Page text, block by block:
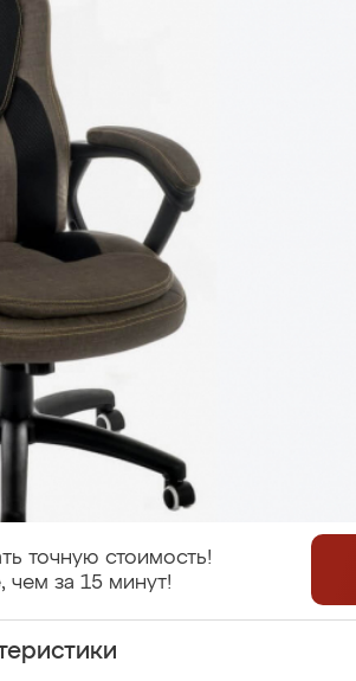
точную стоимость!
чем за 15 минут!